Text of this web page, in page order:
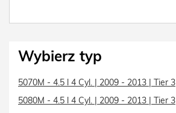
Wybierz typ
5070M - 4.5 l 4 Cyl. | 2009 - 2013 | Tier 3
5080M - 4.5 l 4 Cyl. | 2009 - 2013 | Tier 3